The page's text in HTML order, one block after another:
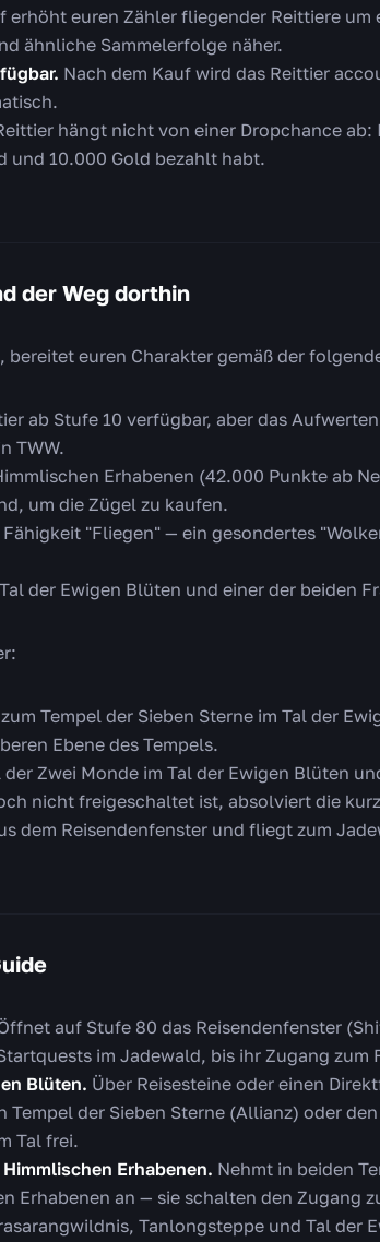
erhöht euren Zähler fliegender Reittiere
ähnliche Sammelerfolge näher.
Nach dem Kauf wird das Reittier
hängt nicht von einer Dropchance
und 10.000 Gold bezahlt habt.
der Weg dorthin
bereitet euren Charakter gemäß der
ab Stufe 10 verfügbar, aber das
TWW.
Erhabenen (42.000 Punkte ab
um die Zügel zu kaufen.
"Fliegen" — ein gesondertes
der Ewigen Blüten und einer der beiden
Tempel der Sieben Sterne im Tal der
Ebene des Tempels.
der Zwei Monde im Tal der Ewigen Blüten
nicht freigeschaltet ist, absolviert die
dem Reisendenfenster und fliegt zum
auf Stufe 80 das Reisendenfenster
im Jadewald, bis ihr Zugang zum
Blüten. Über Reisesteine oder einen
Tempel der Sieben Sterne (Allianz) oder
Tal frei.
Erhabenen. Nehmt in beiden
Erhabenen an — sie schalten den Zugang
Tanlongsteppe und Tal der